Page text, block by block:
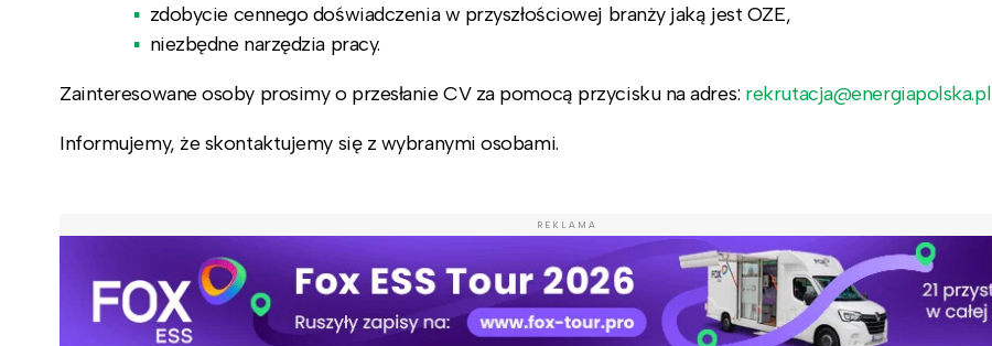
zdobycie cennego doświadczenia w przyszłościowej branży jaką jest OZE,
niezbędne narzędzia pracy.
Zainteresowane osoby prosimy o przesłanie CV za pomocą przycisku na adres: rekrutacja@energiapolska.pl
Informujemy, że skontaktujemy się z wybranymi osobami.
REKLAMA